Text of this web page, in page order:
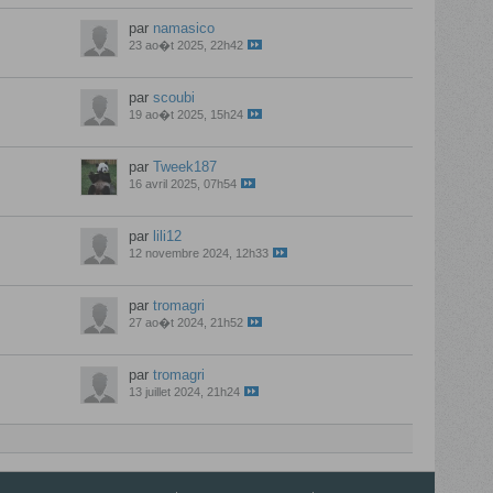
par namasico
23 ao�t 2025, 22h42
par scoubi
19 ao�t 2025, 15h24
par Tweek187
16 avril 2025, 07h54
par lili12
12 novembre 2024, 12h33
par tromagri
27 ao�t 2024, 21h52
par tromagri
13 juillet 2024, 21h24